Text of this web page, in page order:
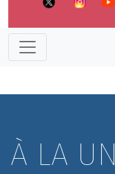
À LA